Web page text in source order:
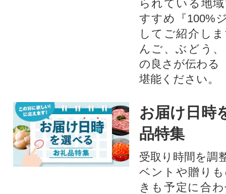
られている地
すすめ『100%
してご紹介し
んご、ぶどう
の良さが伝わる
堪能ください。
お届け日時
品特集
受取り時間を調
ベントや贈り
きも予定に合